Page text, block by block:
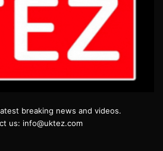
breaking news and videos.
us: info@uktez.com